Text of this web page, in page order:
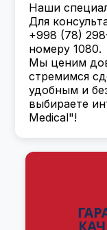
Наши
Для
+998 (78)
номеру 1080.
Мы ценим
стремимся
удобным и
выбираете
Medical"!